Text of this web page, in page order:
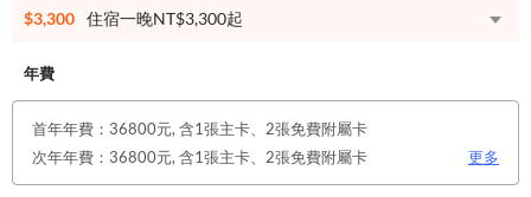
$3,300 住宿一晚NT$3,300起
年費
首年年費：36800元, 含1張主卡、2張免費附屬卡
次年年費：36800元, 含1張主卡、2張免費附屬卡
更多